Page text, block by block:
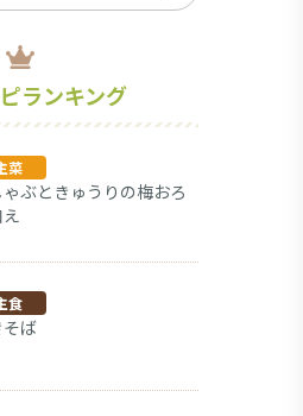
ランキング
菜
ぶときゅうりの梅おろ
食
ば